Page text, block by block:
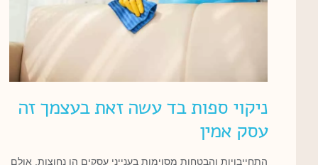
ניקוי ספות בד עשה זאת בעצמך זה
עסק אמין
התחייבויות והבטחות מסוימות בענייני עסקים הן נחוצות, אולם